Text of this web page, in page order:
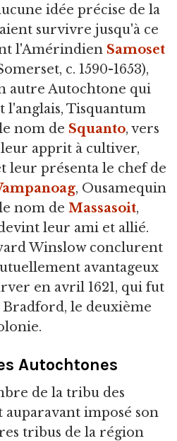
idée précise de la
survivre jusqu'à ce
l'Amérindien Samoset
c. 1590-1653),
autre Autochtone qui
Tisquantum
nom de Squanto, vers
leur apprit à cultiver,
leur présenta le chef de
, Ousamequin
nom de Massasoit,
devint leur ami et allié.
Winslow conclurent
avantageux
en avril 1621, qui fut
le deuxième
Autochtones
de la tribu des
auparavant imposé son
tribus de la région